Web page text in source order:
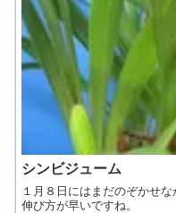
シンビジューム
１月８日にはまだのぞかせ
伸び方が早いですね。